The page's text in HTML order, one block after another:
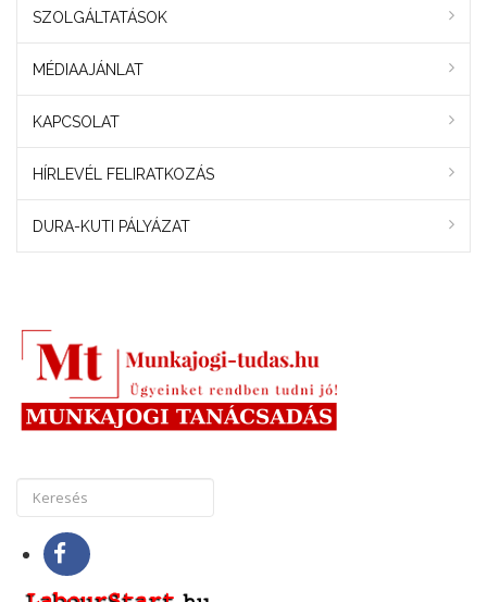
SZOLGÁLTATÁSOK
MÉDIAAJÁNLAT
KAPCSOLAT
HÍRLEVÉL FELIRATKOZÁS
DURA-KUTI PÁLYÁZAT